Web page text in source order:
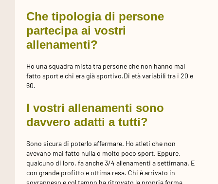
Che tipologia di persone
partecipa ai vostri
allenamenti?
Ho una squadra mista tra persone che non hanno mai
fatto sport e chi era già sportivo.Di età variabili tra i 20 e
60.
I vostri allenamenti sono
davvero adatti a tutti?
Sono sicura di poterlo affermare. Ho atleti che non
avevano mai fatto nulla o molto poco sport. Eppure,
qualcuno di loro, fa anche 3/4 allenamenti a settimana. E
con grande profitto e ottima resa. Chi è arrivato in